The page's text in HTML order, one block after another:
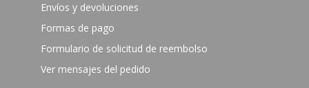
Envíos y devoluciones
Formas de pago
Formulario de solicitud de reembolso
Ver mensajes del pedido